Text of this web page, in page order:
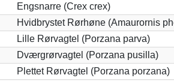
Engsnarre (Crex crex)
Hvidbrystet Rørhøne (Amaurornis
Lille Rørvagtel (Porzana parva)
Dværgrørvagtel (Porzana pusilla)
Plettet Rørvagtel (Porzana porzana)